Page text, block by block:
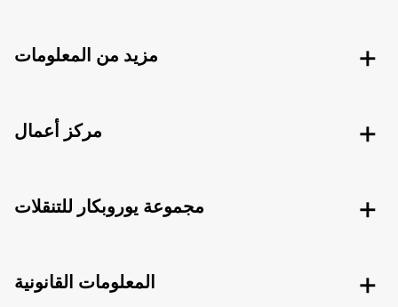
مزيد من المعلومات
مركز أعمال
مجموعة يوروبكار للتنقلات
المعلومات القانونية